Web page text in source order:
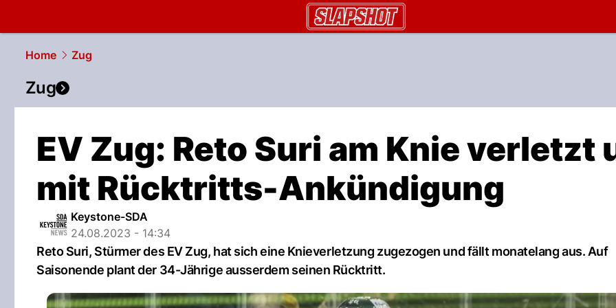
slapshot.NAU.ch
Home
Zug
Zug
EV Zug: Reto Suri am Knie verletzt
mit Rücktritts-Ankündigung
Keystone-SDA
24.08.2023 - 14:34
Reto Suri, Stürmer des EV Zug, hat sich eine Knieverletzung zugezogen und fällt monatelang aus. Auf
Saisonende plant der 34-Jährige ausserdem seinen Rücktritt.